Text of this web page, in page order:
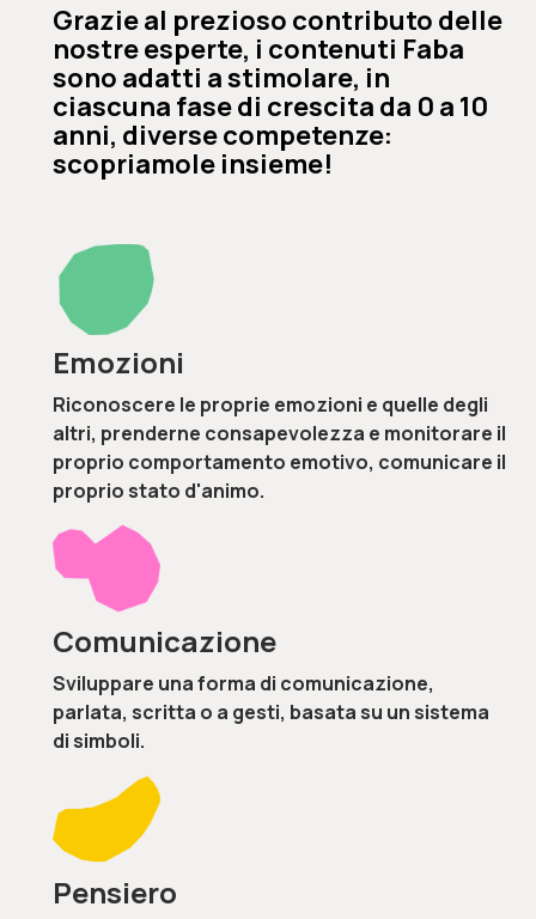
Grazie al prezioso contributo delle
nostre esperte, i contenuti Faba
sono adatti a stimolare, in
ciascuna fase di crescita da 0 a 10
anni, diverse competenze:
scopriamole insieme!
Emozioni
Riconoscere le proprie emozioni e quelle degli
altri, prenderne consapevolezza e monitorare il
proprio comportamento emotivo, comunicare il
proprio stato d'animo.
Comunicazione
Sviluppare una forma di comunicazione,
parlata, scritta o a gesti, basata su un sistema
di simboli.
Pensiero